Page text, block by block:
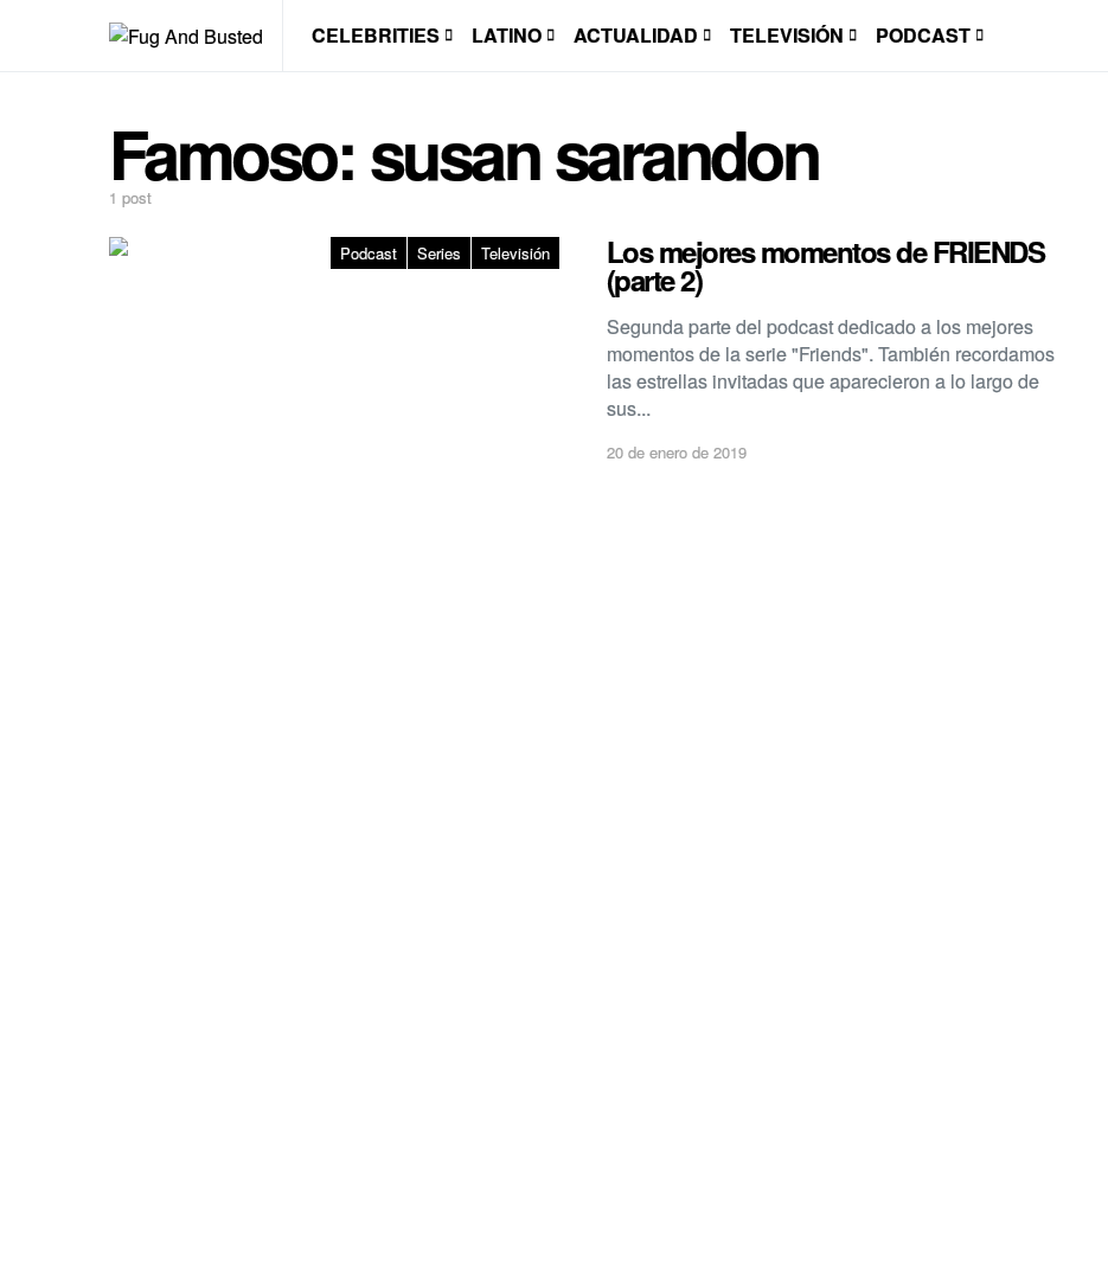
CELEBRITIES LATINO ACTUALIDAD TELEVISIÓN PODCAST
Famoso:susan sarandon
1 post
Podcast Series Televisión Los mejores momentos de FRIENDS
(parte 2)
Segunda parte del podcast dedicado a los mejores
momentos de la serie "Friends". También recordamos
las estrellas invitadas que aparecieron a lo largo de
sus...
20 de enero de 2019